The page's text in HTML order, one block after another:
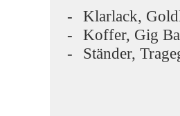
Klarlack,
Koffer, Gig
Ständer,